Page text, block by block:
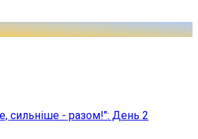
сильніше - разом!": День 2